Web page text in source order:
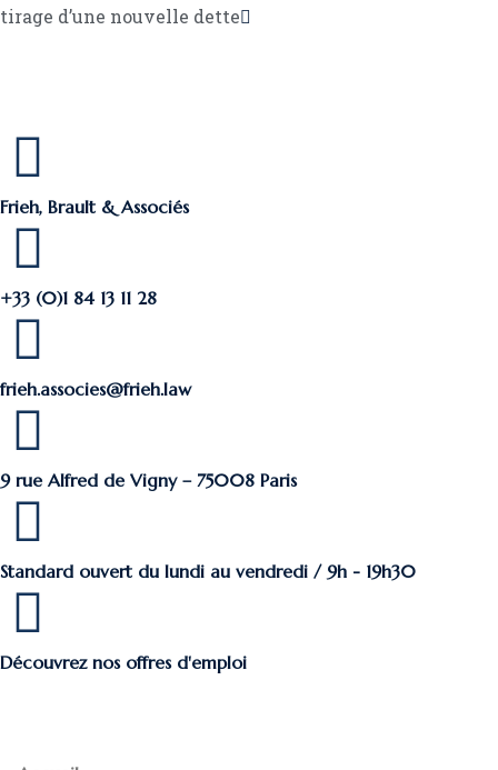
tirage d’une nouvelle dette
Frieh, Brault & Associés
+33 (0)1 84 13 11 28
frieh.associes@frieh.law
9 rue Alfred de Vigny – 75008 Paris
Standard ouvert du lundi au vendredi / 9h - 19h30
Découvrez nos offres d'emploi